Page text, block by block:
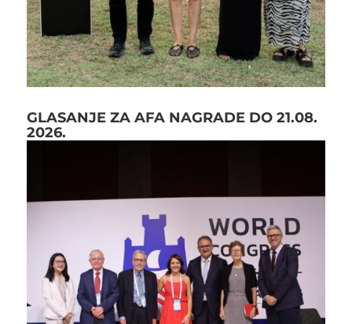
GLASANJE ZA AFA NAGRADE DO 21.08.
2026.